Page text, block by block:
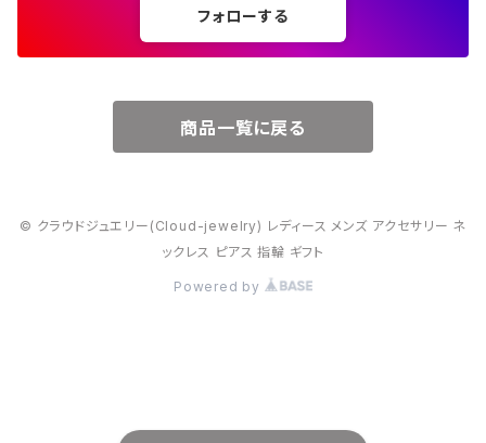
フォローする
商品一覧に戻る
© クラウドジュエリー(Cloud-jewelry) レディース メンズ アクセサリー ネ
ックレス ピアス 指輪 ギフト
Powered by